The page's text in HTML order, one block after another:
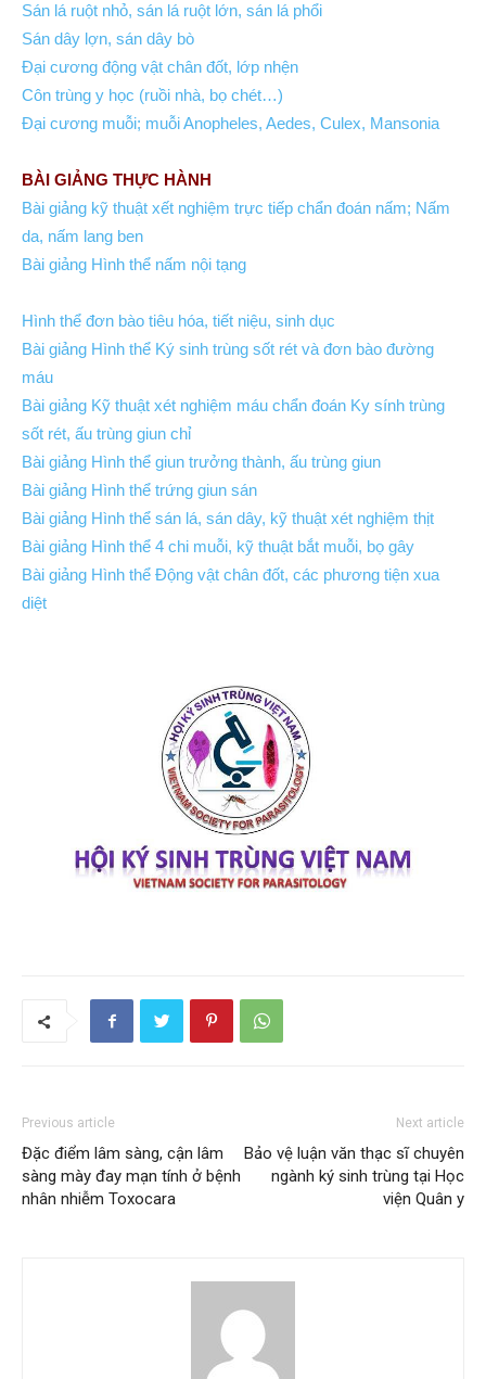
Sán lá ruột nhỏ, sán lá ruột lớn, sán lá phổi
Sán dây lợn, sán dây bò
Đại cương động vật chân đốt, lớp nhện
Côn trùng y học (ruồi nhà, bọ chét…)
Đại cương muỗi; muỗi Anopheles, Aedes, Culex, Mansonia
BÀI GIẢNG THỰC HÀNH
Bài giảng kỹ thuật xết nghiệm trực tiếp chẩn đoán nấm; Nấm
da, nấm lang ben
Bài giảng Hình thể nấm nội tạng
Hình thể đơn bào tiêu hóa, tiết niệu, sinh dục
Bài giảng Hình thể Ký sinh trùng sốt rét và đơn bào đường
máu
Bài giảng Kỹ thuật xét nghiệm máu chẩn đoán Ky sính trùng
sốt rét, ấu trùng giun chỉ
Bài giảng Hình thể giun trưởng thành, ấu trùng giun
Bài giảng Hình thể trứng giun sán
Bài giảng Hình thể sán lá, sán dây, kỹ thuật xét nghiệm thịt
Bài giảng Hình thể 4 chi muỗi, kỹ thuật bắt muỗi, bọ gây
Bài giảng Hình thể Động vật chân đốt, các phương tiện xua
diệt
Previous article
Đặc điểm lâm sàng, cận lâm
sàng mày đay mạn tính ở bệnh
nhân nhiễm Toxocara
Next article
Bảo vệ luận văn thạc sĩ chuyên
ngành ký sinh trùng tại Học
viện Quân y